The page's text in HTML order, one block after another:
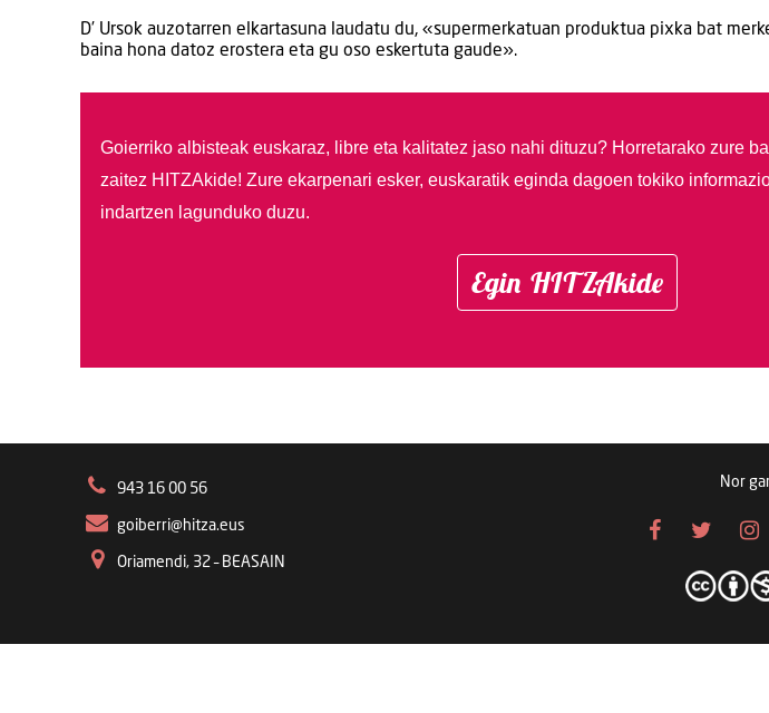
D’ Ursok auzotarren elkartasuna laudatu du, «supermerkatuan produktua pixka bat
baina hona datoz erostera eta gu oso eskertuta gaude».
Goierriko albisteak euskaraz, libre eta kalitatez jaso nahi dituzu? Horretarako zure
zaitez HITZAkide! Zure ekarpenari esker, euskaratik eginda dagoen tokiko
indartzen lagunduko duzu.
Egin HITZAkide
943 16 00 56
goiberri@hitza.eus
Oriamendi, 32 – BEASAIN
Nor